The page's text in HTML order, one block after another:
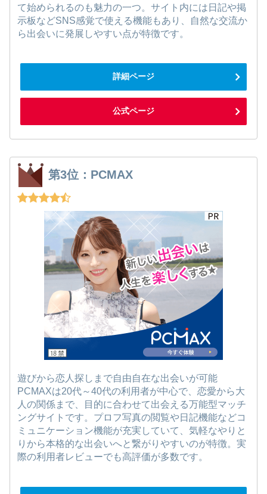
て始められるのも魅力の一つ。サイト内には日記や掲
示板などSNS感覚で使える機能もあり、自然な交流か
ら出会いに発展しやすい点が特徴です。
詳細ページ
公式ページ
第3位：PCMAX
遊びから恋人探しまで自由自在な出会いが可能
PCMAXは20代～40代の利用者が中心で、恋愛から大
人の関係まで、目的に合わせて出会える万能型マッチ
ングサイトです。プロフ写真の閲覧や日記機能などコ
ミュニケーション機能が充実していて、気軽なやりと
りから本格的な出会いへと繋がりやすいのが特徴。実
際の利用者レビューでも高評価が多数です。